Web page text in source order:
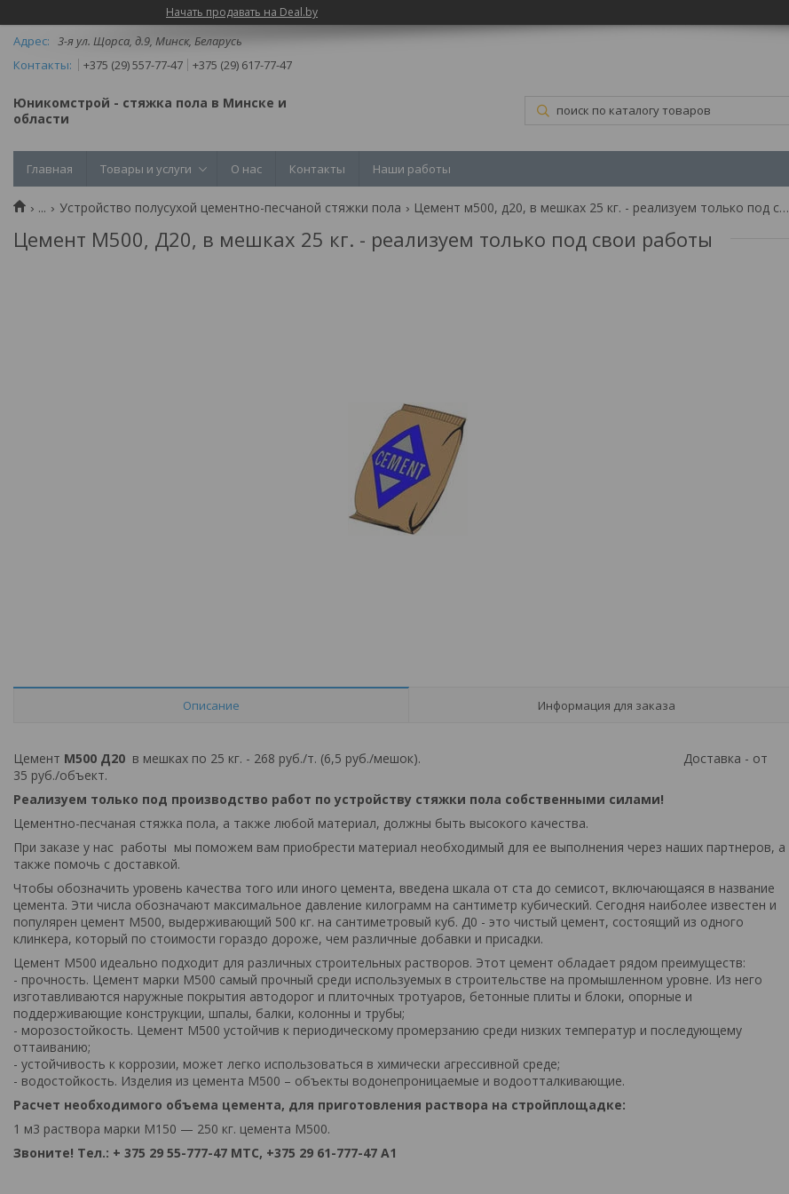
Начать продавать на Deal.by
3-я ул. Щорса, д.9, Минск, Беларусь
+375 (29) 557-77-47
+375 (29) 617-77-47
Юникомстрой - стяжка пола в Минске и
области
Главная Товары и услуги О нас Контакты Наши работы
... Устройство полусухой цементно-песчаной стяжки пола Цемент м500, д20, в мешках 25 кг. - реализуем только под свои работы
Цемент М500, Д20, в мешках 25 кг. - реализуем только под свои работы
Описание Информация для заказа
Цемент М500 Д20 в мешках по 25 кг. - 268 руб./т. (6,5 руб./мешок). Доставка - от
35 руб./объект.
Реализуем только под производство работ по устройству стяжки пола собственными силами!
Цементно-песчаная стяжка пола, а также любой материал, должны быть высокого качества.
При заказе у нас работы мы поможем вам приобрести материал необходимый для ее выполнения через наших партнеров, а
также помочь с доставкой.
Чтобы обозначить уровень качества того или иного цемента, введена шкала от ста до семисот, включающаяся в название
цемента. Эти числа обозначают максимальное давление килограмм на сантиметр кубический. Сегодня наиболее известен и
популярен цемент М500, выдерживающий 500 кг. на сантиметровый куб. Д0 - это чистый цемент, состоящий из одного
клинкера, который по стоимости гораздо дороже, чем различные добавки и присадки.
Цемент М500 идеально подходит для различных строительных растворов. Этот цемент обладает рядом преимуществ:
- прочность. Цемент марки М500 самый прочный среди используемых в строительстве на промышленном уровне. Из него
изготавливаются наружные покрытия автодорог и плиточных тротуаров, бетонные плиты и блоки, опорные и
поддерживающие конструкции, шпалы, балки, колонны и трубы;
- морозостойкость. Цемент М500 устойчив к периодическому промерзанию среди низких температур и последующему
оттаиванию;
- устойчивость к коррозии, может легко использоваться в химически агрессивной среде;
- водостойкость. Изделия из цемента М500 – объекты водонепроницаемые и водоотталкивающие.
Расчет необходимого объема цемента, для приготовления раствора на стройплощадке:
1 м3 раствора марки М150 — 250 кг. цемента М500.
Звоните! Тел.: + 375 29 55-777-47 МТС, +375 29 61-777-47 A1